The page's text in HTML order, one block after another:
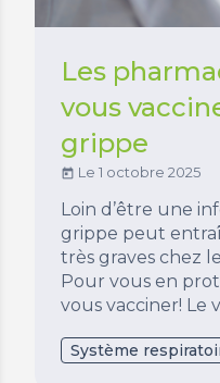
Les
vous
grippe
today Le 1 octobre 2025
Loin d’être une
grippe peut
très graves chez
Pour vous en
vous vacciner! Le
Système